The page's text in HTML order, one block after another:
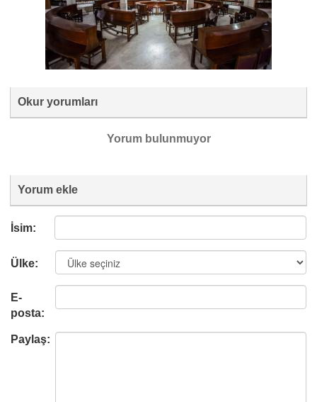
Okur yorumları
Yorum bulunmuyor
Yorum ekle
İsim:
Ülke:
E-
posta:
Paylaş: